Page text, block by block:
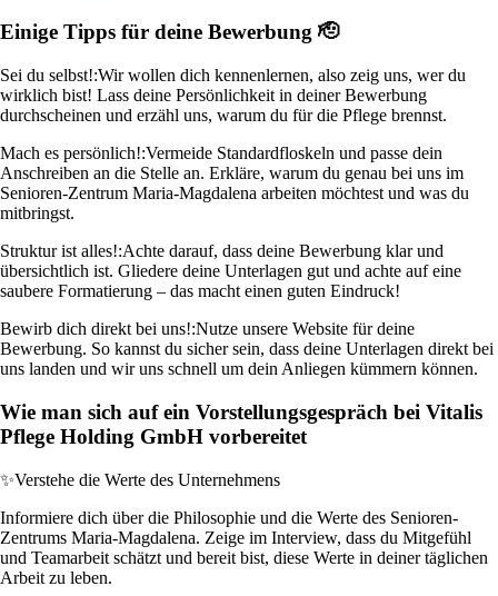
Einige Tipps für deine Bewerbung 🫡
Sei du selbst!:Wir wollen dich kennenlernen, also zeig uns, wer du
wirklich bist! Lass deine Persönlichkeit in deiner Bewerbung
durchscheinen und erzähl uns, warum du für die Pflege brennst.
Mach es persönlich!:Vermeide Standardfloskeln und passe dein
Anschreiben an die Stelle an. Erkläre, warum du genau bei uns im
Senioren-Zentrum Maria-Magdalena arbeiten möchtest und was du
mitbringst.
Struktur ist alles!:Achte darauf, dass deine Bewerbung klar und
übersichtlich ist. Gliedere deine Unterlagen gut und achte auf eine
saubere Formatierung – das macht einen guten Eindruck!
Bewirb dich direkt bei uns!:Nutze unsere Website für deine
Bewerbung. So kannst du sicher sein, dass deine Unterlagen direkt bei
uns landen und wir uns schnell um dein Anliegen kümmern können.
Wie man sich auf ein Vorstellungsgespräch bei Vitalis
Pflege Holding GmbH vorbereitet
✨Verstehe die Werte des Unternehmens
Informiere dich über die Philosophie und die Werte des Senioren-
Zentrums Maria-Magdalena. Zeige im Interview, dass du Mitgefühl
und Teamarbeit schätzt und bereit bist, diese Werte in deiner täglichen
Arbeit zu leben.